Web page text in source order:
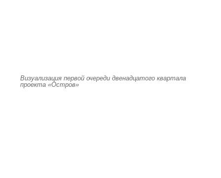
Визуализация первой очереди двенадцатого квартала
проекта «Остров»